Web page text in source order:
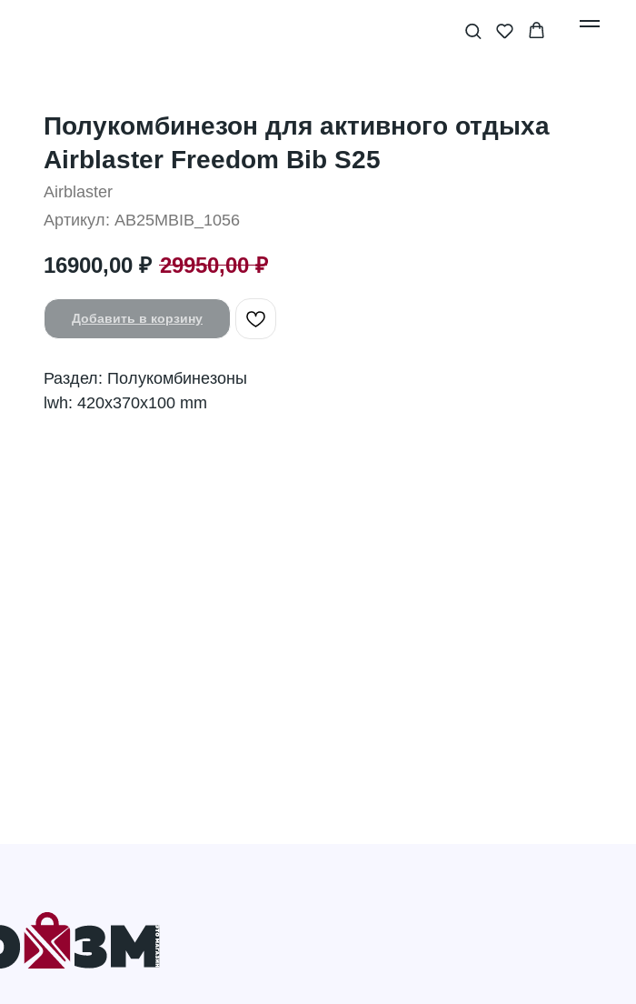
Полукомбинезон для активного отдыха
Airblaster Freedom Bib S25
Airblaster
Артикул: AB25MBIB_1056
16900,00 ₽ 29950,00 ₽
Добавить в корзину
Раздел: Полукомбинезоны
lwh: 420x370x100 mm